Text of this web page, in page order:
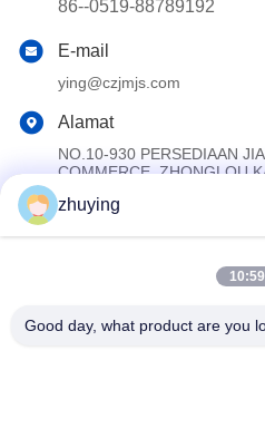
86--0519-88789192
E-mail
ying@czjmjs.com
Alamat
NO.10-930 PERSEDIAAN
COMMERCE, ZHONGLOU
© 2017-2026 Changzhou jisi
zhuying
Good day, what product are you